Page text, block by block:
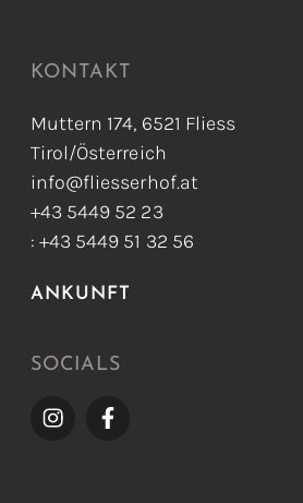
KONTAKT
Muttern 174, 6521 Fliess
Tirol/Österreich
info@fliesserhof.at
+43 5449 52 23
: +43 5449 51 32 56
ANKUNFT
SOCIALS